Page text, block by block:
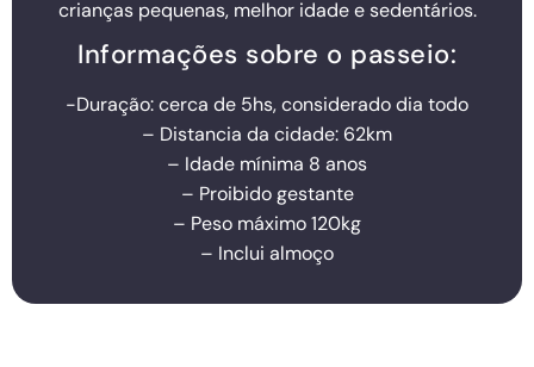
crianças pequenas, melhor idade e sedentários.
Informações sobre o passeio:
-Duração: cerca de 5hs, considerado dia todo
– Distancia da cidade: 62km
– Idade mínima 8 anos
– Proibido gestante
– Peso máximo 120kg
– Inclui almoço